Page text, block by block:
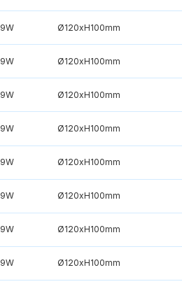
9W Ø120xH100mm
9W Ø120xH100mm
9W Ø120xH100mm
9W Ø120xH100mm
9W Ø120xH100mm
9W Ø120xH100mm
9W Ø120xH100mm
9W Ø120xH100mm